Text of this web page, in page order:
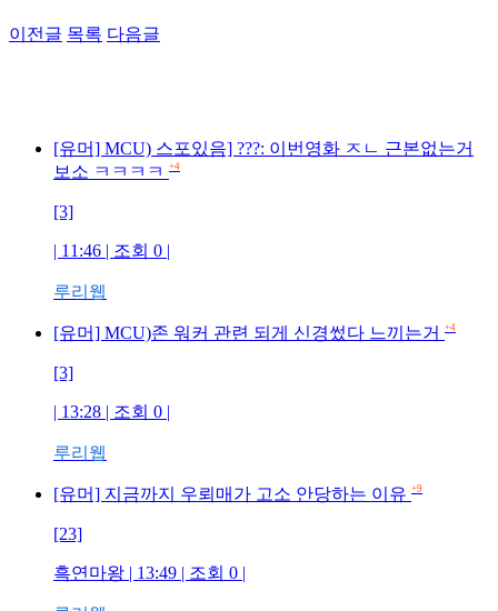
이전글 목록 다음글
[유머] MCU) 스포있음] ???: 이번영화 ㅈㄴ 근본없는거
보소 ㅋㅋㅋㅋ
+4
[3]
| 11:46 | 조회 0 |
루리웹
[유머] MCU)존 워커 관련 되게 신경썼다 느끼는거 +4
[3]
| 13:28 | 조회 0 |
루리웹
[유머] 지금까지 우뢰매가 고소 안당하는 이유 +9
[23]
흑연마왕 | 13:49 | 조회 0 |